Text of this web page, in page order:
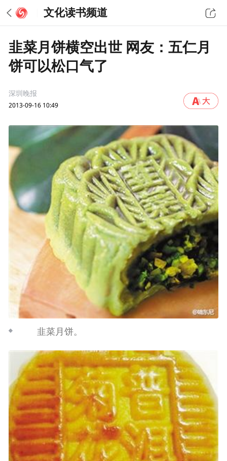
文化读书频道
韭菜月饼横空出世 网友：五仁月
饼可以松口气了
深圳晚报
2013-09-16 10:49
韭菜月饼。